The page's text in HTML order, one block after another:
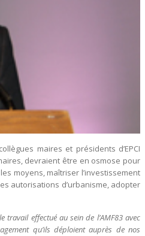
maires et présidents d’EPCI
devraient être en osmose pour
moyens, maîtriser l’investissement
autorisations d’urbanisme, adopter
effectué au sein de l’AMF83 avec
qu’ils déploient auprès de nos